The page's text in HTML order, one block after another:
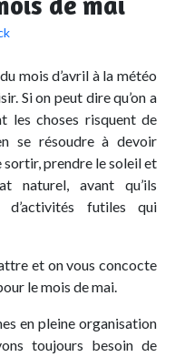
mois d’avril à la météo
Si on peut dire qu’on a
les choses risquent de
se résoudre à devoir
prendre le soleil et
naturel, avant qu’ils
d’activités futiles qui
et on vous concocte
le mois de mai.
en pleine organisation
toujours besoin de